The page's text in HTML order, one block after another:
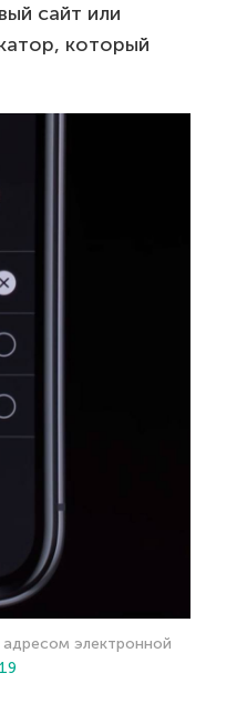
сайт или
который
электронной